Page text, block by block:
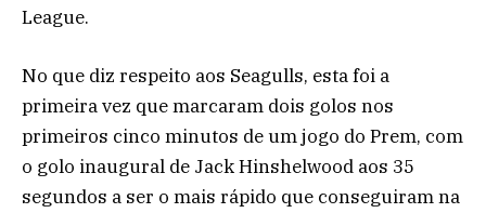
League.
No que diz respeito aos Seagulls, esta foi a
primeira vez que marcaram dois golos nos
primeiros cinco minutos de um jogo do Prem, com
o golo inaugural de Jack Hinshelwood aos 35
segundos a ser o mais rápido que conseguiram na